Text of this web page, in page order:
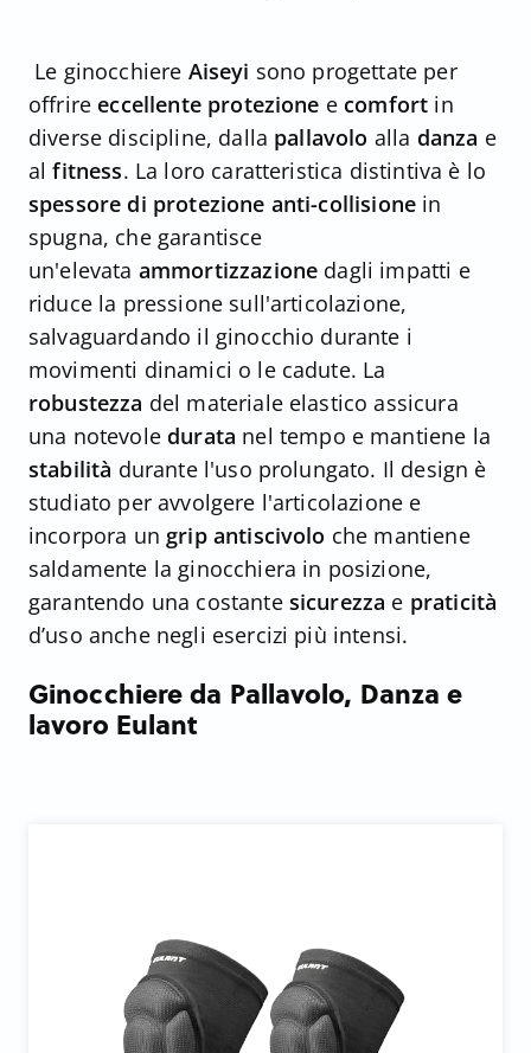
Le ginocchiere Aiseyi sono progettate per
offrire eccellente protezione e comfort in
diverse discipline, dalla pallavolo alla danza e
alfitness. La loro caratteristica distintiva è lo
spessore di protezione anti-collisione in
spugna, che garantisce
un'elevata ammortizzazione dagli impatti e
riduce la pressione sull'articolazione,
salvaguardando il ginocchio durante i
movimenti dinamici o le cadute. La
robustezza del materiale elastico assicura
una notevole durata nel tempo e mantiene la
stabilità durante l'uso prolungato. Il design è
studiato per avvolgere l'articolazione e
incorpora un grip antiscivolo che mantiene
saldamente la ginocchiera in posizione,
garantendo una costante sicurezza e praticità
d’uso anche negli esercizi più intensi.
Ginocchiere da Pallavolo, Danza e
lavoro Eulant